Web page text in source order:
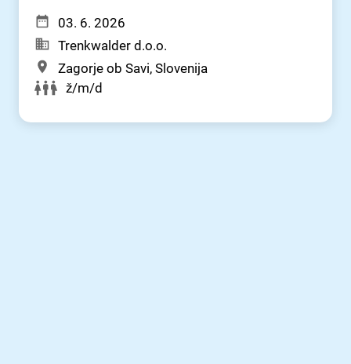
03. 6. 2026
Trenkwalder d.o.o.
Zagorje ob Savi, Slovenija
ž/m/d